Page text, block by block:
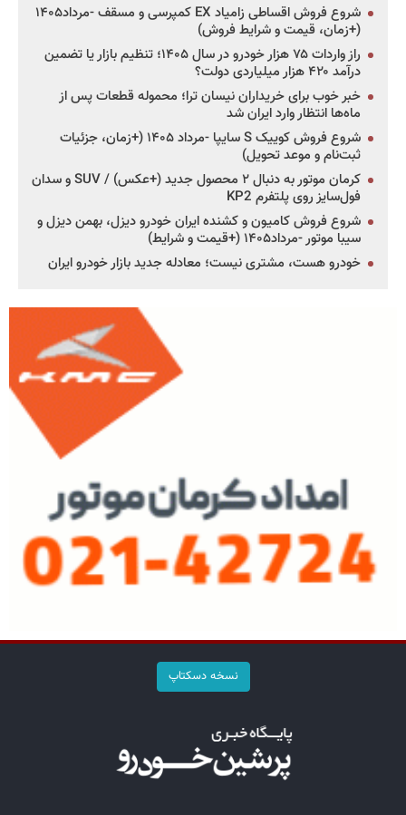
شروع فروش اقساطی زامیاد EX کمپرسی و مسقف -مرداد۱۴۰۵
(+زمان، قیمت و شرایط فروش)
راز واردات ۷۵ هزار خودرو در سال ۱۴۰۵؛ تنظیم بازار یا تضمین
درآمد ۴۲۰ هزار میلیاردی دولت؟
خبر خوب برای خریداران نیسان ترا؛ محموله قطعات پس از
ماه‌ها انتظار وارد ایران شد
شروع فروش کوییک S سایپا -مرداد ۱۴۰۵ (+زمان، جزئیات
ثبت‌نام و موعد تحویل)
کرمان موتور به دنبال ۲ محصول جدید (+عکس) / SUV و سدان
فول‌سایز روی پلتفرم KP2
شروع فروش کامیون و کشنده ایران خودرو دیزل، بهمن دیزل و
سیبا موتور -مرداد۱۴۰۵ (+قیمت و شرایط)
خودرو هست، مشتری نیست؛ معادله جدید بازار خودرو ایران
نسخه دسکتاپ